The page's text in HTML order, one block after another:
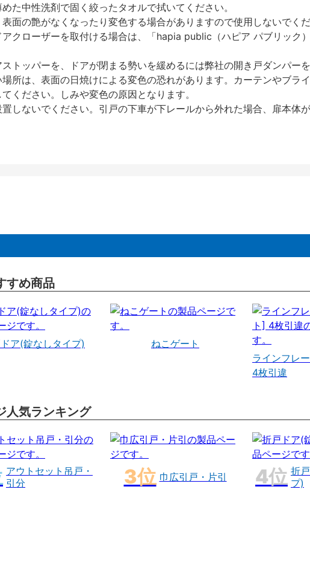
た中性洗剤で固く絞ったタオルで拭いてください。
面の艶がなくなったり変色する場合がありますので使用しないでくだ
クローザーを取付ける場合は、「hapia public（ハピア パブリック
トッパーを、ドアが閉まる勢いを緩めるには弊社の開き戸ダンパーを
所は、表面の日焼けによる変色の恐れがあります。カーテンやブラ
ください。しみや変色の原因となります。
しないでください。引戸の下車が下レールから外れた場合、扉本体
すめ商品
ア(錠なしタイプ)
ねこゲート
ラインフレ
4枚引違
人気ランキング
アウトセット吊戸・
引分
巾広引戸・片引
折
プ)